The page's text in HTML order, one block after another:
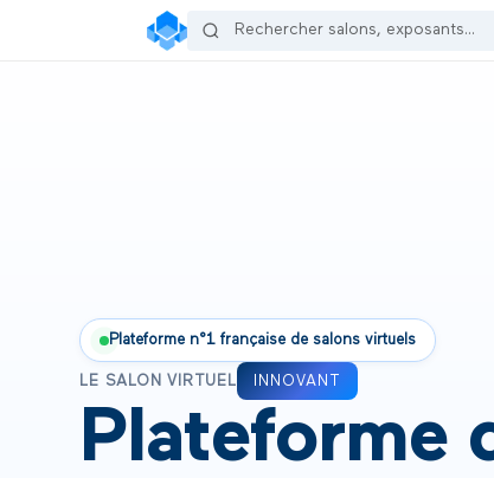
Plateforme n°1 française de salons virtuels
LE SALON VIRTUEL
INNOVANT
INSTANTANÉ
SIMPLE
Plateforme